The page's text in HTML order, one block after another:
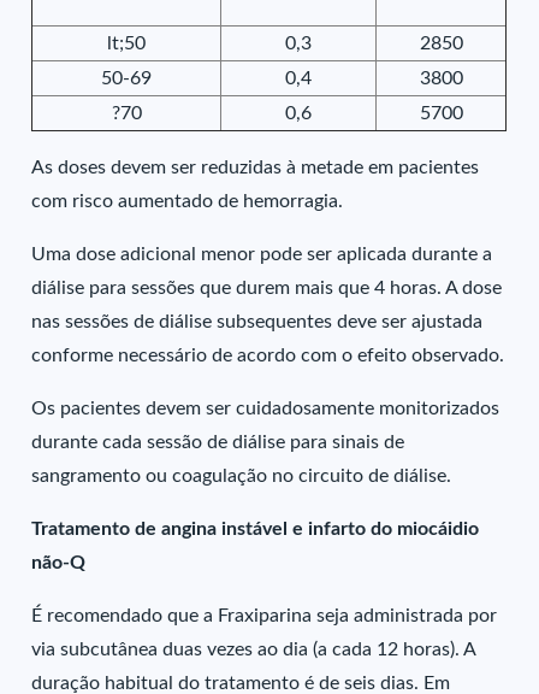
lt;50 0,3
2850
50-69
0,4
3800
?70
0,6 5700
As doses devem ser reduzidas à metade em pacientes
com risco aumentado de hemorragia.
Uma dose adicional menor pode ser aplicada durante a
diálise para sessões que durem mais que 4 horas. A dose
nas sessões de diálise subsequentes deve ser ajustada
conforme necessário de acordo com o efeito observado.
Os pacientes devem ser cuidadosamente monitorizados
durante cada sessão de diálise para sinais de
sangramento ou coagulação no circuito de diálise.
Tratamento de angina instável e infarto do miocáidio
não-Q
É recomendado que a Fraxiparina seja administrada por
via subcutânea duas vezes ao dia (a cada 12 horas). A
duração habitual do tratamento é de seis dias. Em